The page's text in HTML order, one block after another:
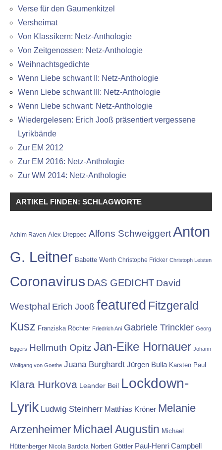
Verse für den Gaumenkitzel
Versheimat
Von Klassikern: Netz-Anthologie
Von Zeitgenossen: Netz-Anthologie
Weihnachtsgedichte
Wenn Liebe schwant II: Netz-Anthologie
Wenn Liebe schwant III: Netz-Anthologie
Wenn Liebe schwant: Netz-Anthologie
Wiedergelesen: Erich Jooß präsentiert vergessene
Lyrikbände
Zur EM 2012
Zur EM 2016: Netz-Anthologie
Zur WM 2014: Netz-Anthologie
ARTIKEL FINDEN: SCHLAGWORTE
Achim Raven Alex Dreppec Alfons SchweiggertAnton
G. Leitner Babette Werth Christophe Fricker Christoph Leisten
Coronavirus DAS GEDICHT David
Westphal Erich Jooß featured Fitzgerald
Kusz Franziska Röchter Friedrich Ani Gabriele Trinckler Georg
Eggers Hellmuth Opitz Jan-Eike Hornauer Johann
Wolfgang von Goethe Juana Burghardt Jürgen Bulla Karsten Paul
Klara Hurkova Leander Beil Lockdown-
Lyrik Ludwig Steinherr Matthias Kröner Melanie
Arzenheimer Michael Augustin Michael
Hüttenberger Nicola Bardola Norbert Göttler Paul-Henri Campbell